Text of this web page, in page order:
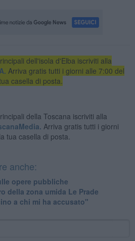
dell'isola d'Elba iscriviti alla
Arriva gratis tutti i giorni alle 7:00 del
casella di posta.
della Toscana iscriviti alla
Arriva gratis tutti i giorni
tua casella di posta.
anche:
opere pubbliche
della zona umida Le Prade
a chi mi ha accusato"